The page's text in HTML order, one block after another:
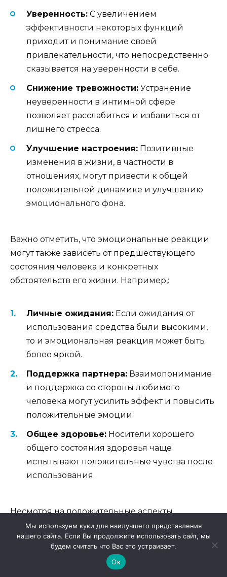
Уверенность: С увеличением
эффективности некоторых функций
приходит и понимание своей
привлекательности, что непосредственно
сказывается на уверенности в себе.
Снижение тревожности: Устранение
неуверенности в интимной сфере
позволяет расслабиться и избавиться от
лишнего стресса.
Улучшение настроения: Позитивные
изменения в жизни, в частности в
отношениях, могут привести к общей
положительной динамике и улучшению
эмоционального фона.
Важно отметить, что эмоциональные реакции
могут также зависеть от предшествующего
состояния человека и конкретных
обстоятельств его жизни. Например,:
Личные ожидания: Если ожидания от
использования средства были высокими,
то и эмоциональная реакция может быть
более яркой.
Поддержка партнера: Взаимопонимание
и поддержка со стороны любимого
человека могут усилить эффект и повысить
положительные эмоции.
Общее здоровье: Носители хорошего
общего состояния здоровья чаще
испытывают положительные чувства после
использования.
Несмотря на положительные аспекты,
некоторые пользователи могут столкнуться с
временными негативными эмоциями, такими
Мы используем куки для наилучшего представления
нашего сайта. Если Вы продолжите использовать сайт, мы
будем считать что Вас это устраивает.
Ок